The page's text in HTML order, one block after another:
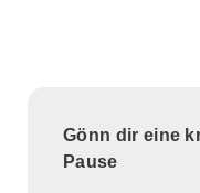
Gönn dir eine
Pause